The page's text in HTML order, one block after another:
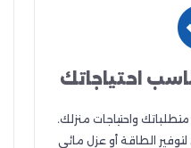
احتياجاتك
واحتياجات منزلك.
الطاقة أو عزل مائي